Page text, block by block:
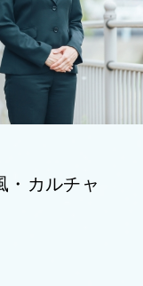
・カルチャ